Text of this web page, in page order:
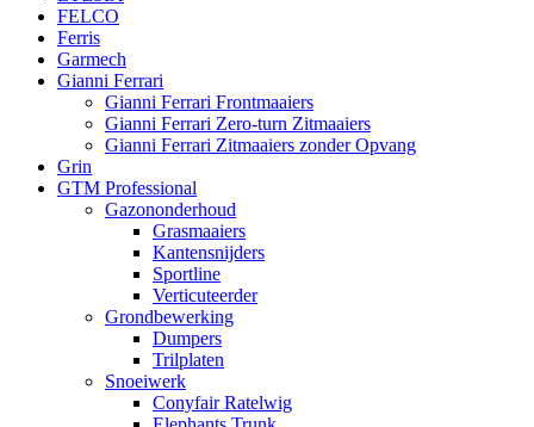
FELCO
Ferris
Garmech
Gianni Ferrari
Gianni Ferrari Frontmaaiers
Gianni Ferrari Zero-turn Zitmaaiers
Gianni Ferrari Zitmaaiers zonder Opvang
Grin
GTM Professional
Gazononderhoud
Grasmaaiers
Kantensnijders
Sportline
Verticuteerder
Grondbewerking
Dumpers
Trilplaten
Snoeiwerk
Conyfair Ratelwig